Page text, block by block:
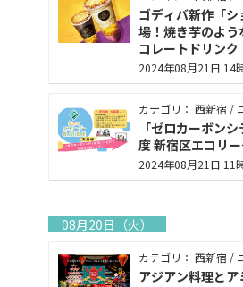
ゴディバ新作「
場！焼き芋のよう
コレートドリンク
2024年08月21日 14
カテゴリ： 西新宿 /
「ゼロカーボン
度 新宿区エコリ
2024年08月21日 11
08月20日（火）
カテゴリ： 西新宿 /
アジアン料理と